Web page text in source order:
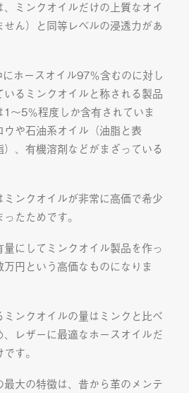
ミンクオイルだけの上質なオイ
ん）と同等レベルの浸透力があ
ホースオイル97％含むのに対し
るミンクオイルと称される製品
〜5％程度しか含有されていま
ウや石油系オイル（油脂と表
、有機溶剤などがまざっている
ンクオイルが非常に高価で希少
たためです。
にしてミンクオイル製品を作っ
円という高価なものになりま
ンクオイルの量はミンクと比べ
レザーに最適なホースオイルだ
す。
大の特徴は、昔から革のメンテ